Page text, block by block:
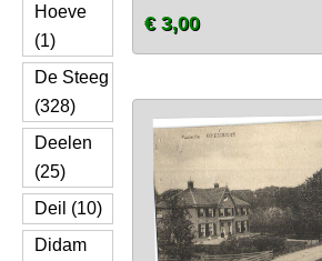
Hoeve
(1)
De Steeg
(328)
Deelen
(25)
Deil (10)
Didam
€ 3,00